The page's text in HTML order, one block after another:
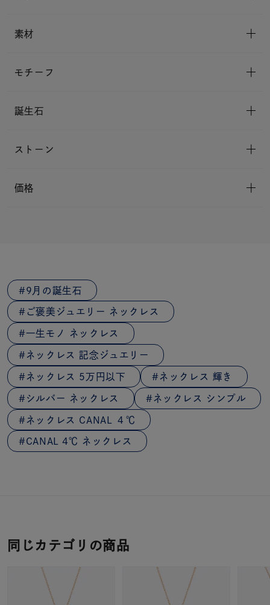
素材
モチーフ
誕生石
ストーン
価格
9月の誕生石
ご褒美ジュエリー ネックレス
一生モノ ネックレス
ネックレス 記念ジュエリー
ネックレス 5万円以下 ネックレス 輝き
シルバー ネックレス ネックレス シンプル
ネックレス CANAL ４℃
CANAL 4℃ ネックレス
同じカテゴリの商品